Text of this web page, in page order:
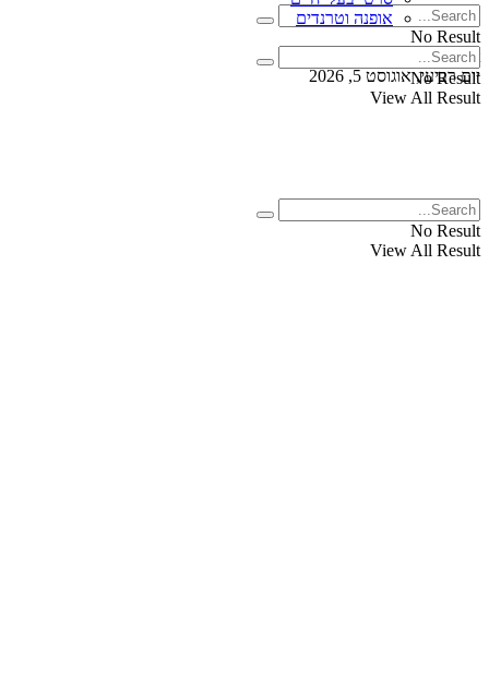
No Result
View All Result
יום רביעי, אוגוסט 5, 2026
אופנה וטרנדים
No Result
View All Result
No Result
View All Result